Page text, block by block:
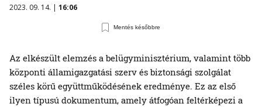
2023. 09. 14. | 16:06
Mentés későbbre
Az elkészült elemzés a belügyminisztérium, valamint több
központi államigazgatási szerv és biztonsági szolgálat
széles körű együttműködésének eredménye. Ez az első
ilyen típusú dokumentum, amely átfogóan feltérképezi a